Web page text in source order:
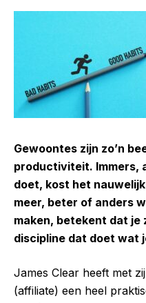
Gewoontes zijn zo’n
productiviteit. Immers,
doet, kost het
meer, beter of anders
maken, betekent dat
discipline dat doet wat
James Clear heeft met
(affiliate) een heel